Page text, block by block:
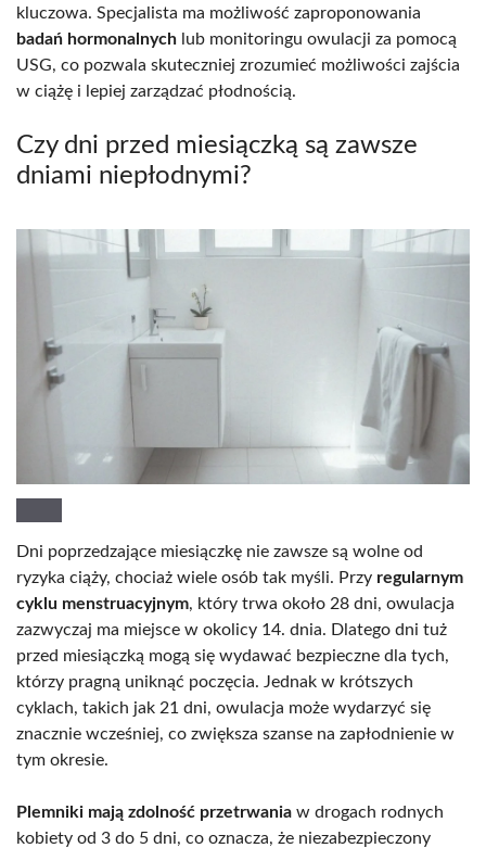
kluczowa. Specjalista ma możliwość zaproponowania
badań hormonalnych lub monitoringu owulacji za pomocą
USG, co pozwala skuteczniej zrozumieć możliwości zajścia
w ciążę i lepiej zarządzać płodnością.
Czy dni przed miesiączką są zawsze
dniami niepłodnymi?
Dni poprzedzające miesiączkę nie zawsze są wolne od
ryzyka ciąży, chociaż wiele osób tak myśli. Przy regularnym
cyklu menstruacyjnym, który trwa około 28 dni, owulacja
zazwyczaj ma miejsce w okolicy 14. dnia. Dlatego dni tuż
przed miesiączką mogą się wydawać bezpieczne dla tych,
którzy pragną uniknąć poczęcia. Jednak w krótszych
cyklach, takich jak 21 dni, owulacja może wydarzyć się
znacznie wcześniej, co zwiększa szanse na zapłodnienie w
tym okresie.
Plemniki mają zdolność przetrwania w drogach rodnych
kobiety od 3 do 5 dni, co oznacza, że niezabezpieczony